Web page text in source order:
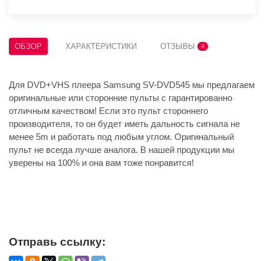
ОБЗОР ХАРАКТЕРИСТИКИ ОТЗЫВЫ 4
Для DVD+VHS плеера Samsung SV-DVD545 мы предлагаем
оригинальные или сторонние пульты с гарантированно
отличным качеством! Если это пульт стороннего
производителя, то он будет иметь дальность сигнала не
менее 5m и работать под любым углом. Оригинальный
пульт не всегда лучше аналога. В нашей продукции мы
уверены на 100% и она вам тоже понравится!
Отправь ссылку: